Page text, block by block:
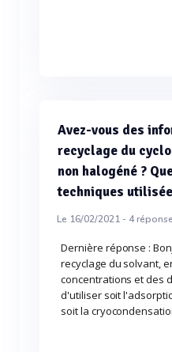
Avez-vous des
recyclage du
non halogéné ?
techniques
Le 16/02/2021 - 4
Dernière réponse :
recyclage du solvant,
concentrations et des
d'utiliser soit
soit la